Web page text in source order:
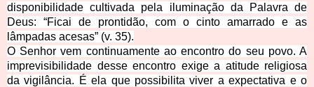
disponibilidade cultivada pela iluminação da Palavra de
Deus: “Ficai de prontidão, com o cinto amarrado e as
lâmpadas acesas” (v. 35).
O Senhor vem continuamente ao encontro do seu povo. A
imprevisibilidade desse encontro exige a atitude religiosa
da vigilância. É ela que possibilita viver a expectativa e o